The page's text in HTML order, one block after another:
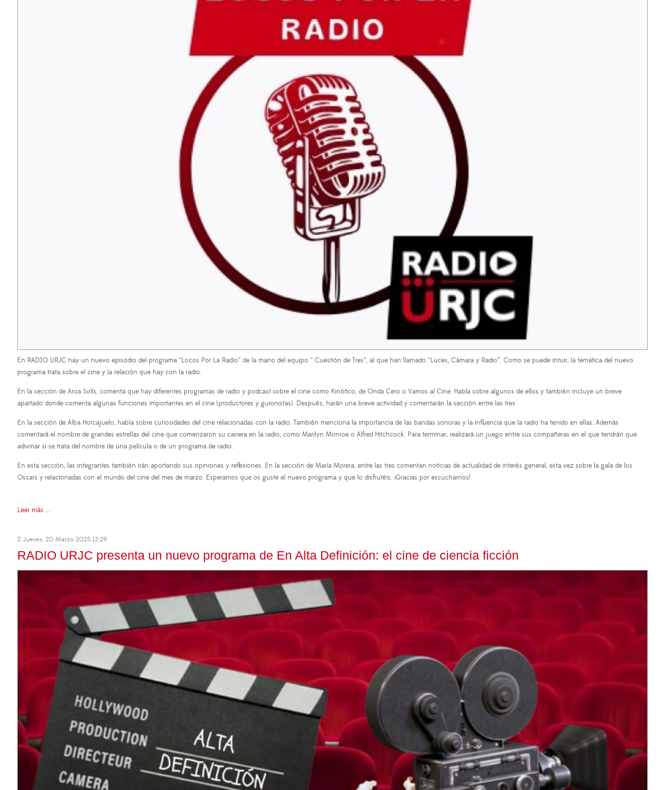
En RADIO URJC hay un nuevo episodio del programa “Locos Por La Radio” de la mano del equipo “ Cuestión de Tres”, al que han llamado “Luces, Cámara y Radio”. Como se puede intuir, la temática del nuevo
programa trata sobre el cine y la relación que hay con la radio.
En la sección de Aroa Solís, comenta que hay diferentes programas de radio y podcast sobre el cine como Kinótico, de Onda Cero o Vamos al Cine. Habla sobre algunos de ellos y también incluye un breve
apartado donde comenta algunas funciones importantes en el cine (productores y guionistas). Después, harán una breve actividad y comentarán la sección entre las tres
En la sección de Alba Horcajuelo, habla sobre curiosidades del cine relacionadas con la radio. También menciona la importancia de las bandas sonoras y la influencia que la radio ha tenido en ellas. Además
comentará el nombre de grandes estrellas del cine que comenzaron su carrera en la radio, como Marilyn Monroe o Alfred Hitchcock. Para terminar, realizará un juego entre sus compañeras en el que tendrán que
adivinar si se trata del nombre de una película o de un programa de radio.
En esta sección, las integrantes también irán aportando sus opiniones y reflexiones. En la sección de María Morera, entre las tres comentan noticias de actualidad de interés general, esta vez sobre la gala de los
Oscars y relacionadas con el mundo del cine del mes de marzo. Esperamos que os guste el nuevo programa y que lo disfrutéis. ¡Gracias por escucharnos!
Leer más ...
Jueves, 20 Marzo 2025 13:29
RADIO URJC presenta un nuevo programa de En Alta Definición: el cine de ciencia ficción